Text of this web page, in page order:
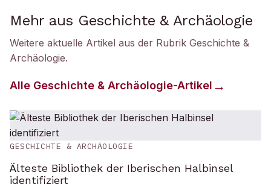
Mehr aus Geschichte & Archäologie
Weitere aktuelle Artikel aus der Rubrik Geschichte &
Archäologie.
Alle Geschichte & Archäologie-Artikel
GESCHICHTE & ARCHÄOLOGIE
Älteste Bibliothek der Iberischen Halbinsel
identifiziert